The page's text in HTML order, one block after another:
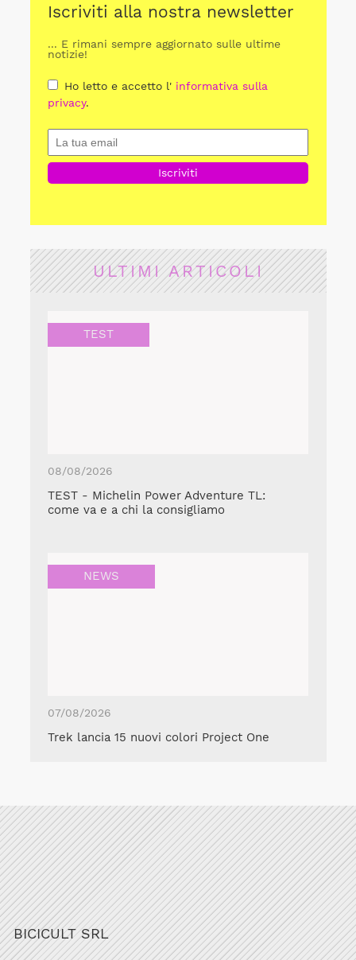
Iscriviti alla nostra newsletter
... E rimani sempre aggiornato sulle ultime
notizie!
Ho letto e accetto l' informativa sulla
privacy.
ULTIMI ARTICOLI
TEST
08/08/2026
TEST - Michelin Power Adventure TL:
come va e a chi la consigliamo
NEWS
07/08/2026
Trek lancia 15 nuovi colori Project One
BICICULT SRL